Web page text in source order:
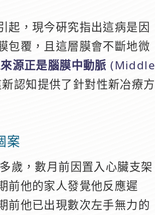
起，現今硏究指出這病是因
包覆，且這層膜會不斷地微
源正是腦膜中動脈 (Middle
新認知提供了針對性新冶療方
案
歲，數月前因置入心臟支架
前他的家人發覺他反應遲
前他已出現數次左手無力的